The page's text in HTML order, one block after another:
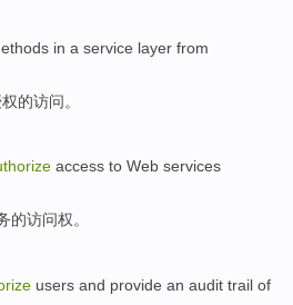
in a service layer from
的访问。
access to Web services
的访问权。
users and provide an audit trail of